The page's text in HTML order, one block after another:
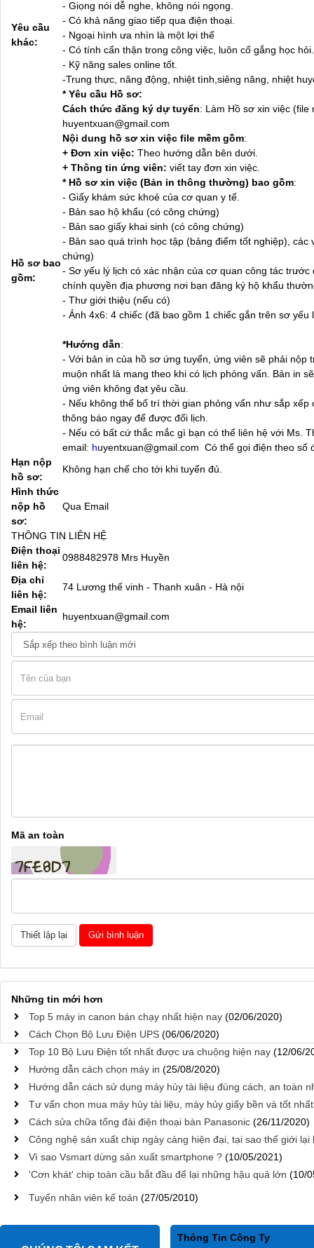
Yêu cầu
khác:
- Giọng nói dễ nghe, không nói ngọng.
- Có khả năng giao tiếp qua điện thoại.
- Ngoại hình ưa nhìn là một lợi thế
- Có tính cẩn thận trong công việc, luôn cố gắng học hỏi.
- Kỹ năng sales online tốt.
-Trung thực, năng động, nhiệt tình,siêng năng, nhiệt
Hồ sơ bao
gồm:
* Yêu cầu Hồ sơ:
Cách thức đăng ký dự tuyển: Làm Hồ sơ xin việc
huyentxuan@gmail.com
Nội dung hồ sơ xin việc file mềm gồm:
+ Đơn xin việc: Theo hướng dẫn bên dưới.
+ Thông tin ứng viên: viết tay đơn xin việc.
* Hồ sơ xin việc (Bản in thông thường) bao gồm:
- Giấy khám sức khoẻ của cơ quan y tế.
- Bản sao hộ khẩu (có công chứng)
- Bản sao giấy khai sinh (có công chứng)
- Bản sao quá trình học tập (bảng điểm tốt nghiệp), các
chứng)
- Sơ yếu lý lịch có xác nhận của cơ quan công tác
chính quyền địa phương nơi bạn đăng ký hộ khẩu
- Thư giới thiệu (nếu có)
- Ảnh 4x6: 4 chiếc (đã bao gồm 1 chiếc gắn trên sơ yếu
*Hướng dẫn:
- Với bản in của hồ sơ ứng tuyển, ứng viên sẽ phải nộp
muộn nhất là mang theo khi có lịch phỏng vấn. Bản in
ứng viên không đạt yêu cầu.
- Nếu không thể bố trí thời gian phỏng vấn như sắp xếp
thông báo ngay để được đổi lịch.
- Nếu có bất cứ thắc mắc gì bạn có thể liên hệ với Ms.
email: huyentxuan@gmail.com Có thể gọi điện theo số
Hạn nộp
hồ sơ:
Không hạn chế cho tới khi tuyển đủ.
Hình thức
nộp hồ
sơ:
Qua Email
THÔNG TIN LIÊN HỆ
Điện thoại
liên hệ:
0988482978 Mrs Huyền
Địa chỉ
liên hệ:
74 Lương thế vinh - Thanh xuân - Hà nội
Email liên
hệ:
huyentxuan@gmail.com
Mã an toàn
Những tin mới hơn
Top 5 máy in canon bán chạy nhất hiện nay (02/06/2020)
Cách Chọn Bộ Lưu Điện UPS (06/06/2020)
Top 10 Bộ Lưu Điện tốt nhất được ưa chuộng hiện nay (12/06/
Hướng dẫn cách chọn máy in (25/08/2020)
Hướng dẫn cách sử dụng máy hủy tài liệu đúng cách, an toàn
Tư vấn chọn mua máy hủy tài liệu, máy hủy giấy bền và tốt nhất
Cách sửa chữa tổng đài điện thoại bàn Panasonic (26/11/2020)
Công nghệ sản xuất chip ngày càng hiện đại, tại sao thế giới
Vì sao Vsmart dừng sản xuất smartphone ? (10/05/2021)
'Cơn khát' chip toàn cầu bắt đầu để lại những hậu quả lớn (10/
Tuyển nhân viên kế toán (27/05/2010)
Thông Tin Công Ty